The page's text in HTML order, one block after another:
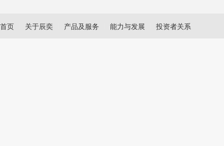
首页 关于辰奕 产品及服务 能力与发展 投资者关系